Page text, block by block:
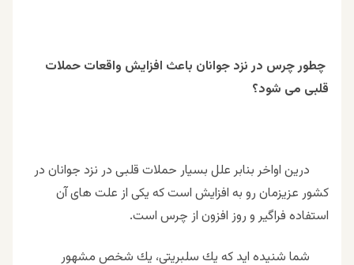
چطور چرس در نزد جوانان باعث افزايش واقعات حملات
قلبى مى شود؟
درين اواخر بنابر علل بسيار حملات قلبى در نزد جوانان در
کشور عزیزمان رو به افزايش است كه يكی از علت های آن
استفاده فراگير و روز افزون از چرس است.
شما شنيده ايد كه يك سلبريتى، يك شخص مشهور